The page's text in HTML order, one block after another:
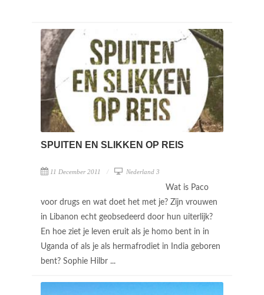
SPUITEN EN SLIKKEN OP REIS
11 December 2011 Nederland 3
Wat is Paco
voor drugs en wat doet het met je? Zijn vrouwen
in Libanon echt geobsedeerd door hun uiterlijk?
En hoe ziet je leven eruit als je homo bent in in
Uganda of als je als hermafrodiet in India geboren
bent? Sophie Hilbr ...